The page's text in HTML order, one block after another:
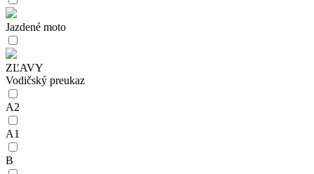
Jazdené moto
ZĽAVY
Vodičský preukaz
A2
A1
B